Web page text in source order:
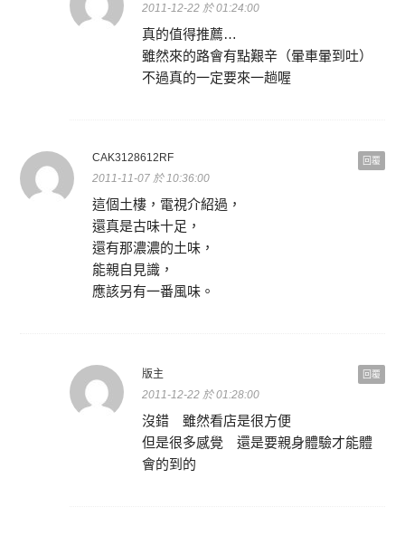
2011-12-22 於 01:24:00
真的值得推薦…
雖然來的路會有點艱辛（暈車暈到吐）
不過真的一定要來一趟喔
回覆
CAK3128612RF
2011-11-07 於 10:36:00
這個土樓，電視介紹過，
還真是古味十足，
還有那濃濃的土味，
能親自見識，
應該另有一番風味。
回覆
版主
2011-12-22 於 01:28:00
沒錯 雖然看店是很方便
但是很多感覺 還是要親身體驗才能體
會的到的